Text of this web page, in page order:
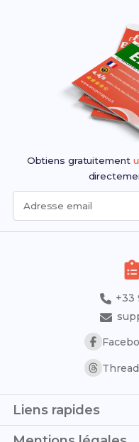
Obtiens gratuitement
Adresse email
+33
Liens rapides
Page d'accueil